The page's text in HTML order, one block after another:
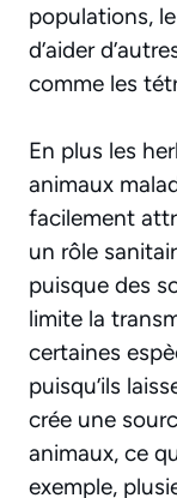
populations,
d’aider
comme les
En plus les
animaux
facilement
un rôle
puisque des
limite la
certaines
puisqu’ils
crée une
animaux, ce
exemple,